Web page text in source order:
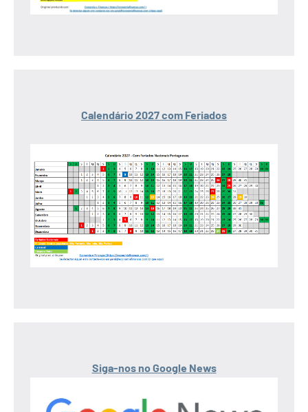
Calendário 2027 com Feriados
Siga-nos no Google News